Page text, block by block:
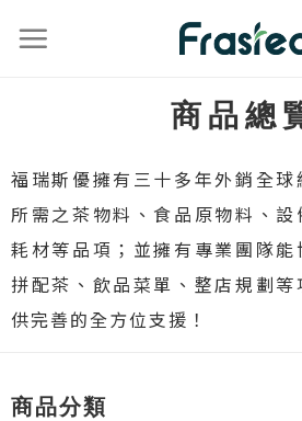
商品總
福瑞斯優擁有三十多年外銷全
所需之茶物料、食品原物料、設
耗材等品項；並擁有專業團隊
拼配茶、飲品菜單、整店規劃
供完善的全方位支援！
商品分類